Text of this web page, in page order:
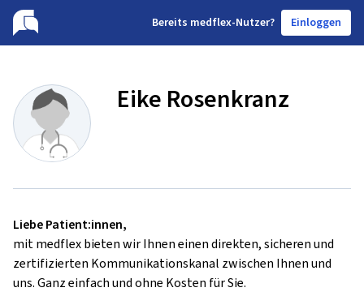
Bereits medflex-Nutzer? Einloggen
Eike Rosenkranz
Liebe Patient:innen,
mit medflex bieten wir Ihnen einen direkten, sicheren und
zertifizierten Kommunikationskanal zwischen Ihnen und
uns. Ganz einfach und ohne Kosten für Sie.